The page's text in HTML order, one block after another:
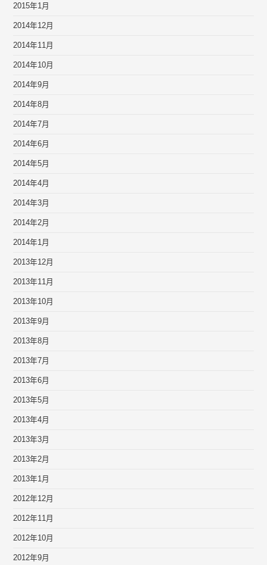
2015年1月
2014年12月
2014年11月
2014年10月
2014年9月
2014年8月
2014年7月
2014年6月
2014年5月
2014年4月
2014年3月
2014年2月
2014年1月
2013年12月
2013年11月
2013年10月
2013年9月
2013年8月
2013年7月
2013年6月
2013年5月
2013年4月
2013年3月
2013年2月
2013年1月
2012年12月
2012年11月
2012年10月
2012年9月